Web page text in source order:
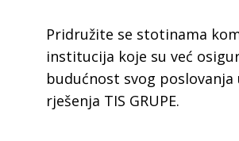
Pridružite se stotinama
institucija koje su već
budućnost svog poslovanja
rješenja TIS GRUPE.